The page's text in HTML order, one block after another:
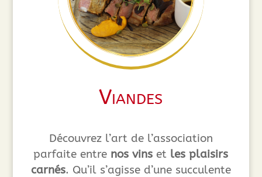
Viandes
Découvrez l’art de l’association
parfaite entre nos vins et les plaisirs
carnés. Qu’il s’agisse d’une succulente